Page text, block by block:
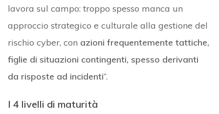
lavora sul campo: troppo spesso manca un
approccio strategico e culturale alla gestione del
rischio cyber, con azioni frequentemente tattiche,
figlie di situazioni contingenti, spesso derivanti
da risposte ad incidenti“.
I 4 livelli di maturità